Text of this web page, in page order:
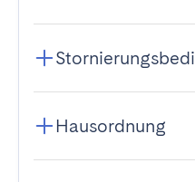
Hausordnung